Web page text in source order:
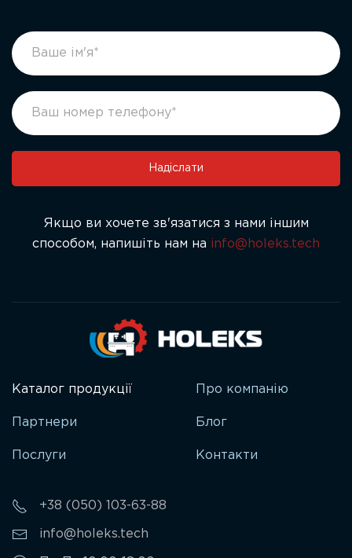
footer
form
If
you
human,
leave
blank.
Надіслати
Якщо ви хочете зв'язатися з нами іншим
способом, напишіть нам на info@holeks.tech
Каталог продукції
Партнери
Послуги
Про компанію
Блог
Контакти
+38 (050) 103-63-88
info@holeks.tech